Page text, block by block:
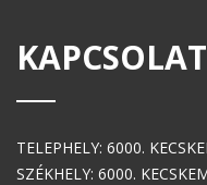
KAPCSOLAT
TELEPHELY: 6000.
SZÉKHELY: 6000.